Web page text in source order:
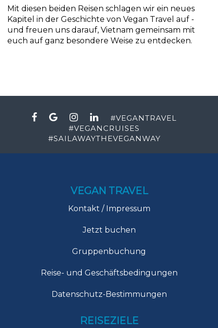
Mit diesen beiden Reisen schlagen wir ein neues
Kapitel in der Geschichte von Vegan Travel auf -
und freuen uns darauf, Vietnam gemeinsam mit
euch auf ganz besondere Weise zu entdecken.
#VEGANTRAVEL
#VEGANCRUISES
#SAILAWAYTHEVEGANWAY
VEGAN TRAVEL
Kontakt / Impressum
Jetzt buchen
Gruppenbuchung
Reise- und Geschäftsbedingungen
Datenschutz-Bestimmungen
REISEZIELE